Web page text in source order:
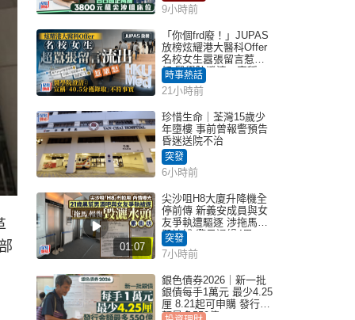
9小時前
「你個frd廢！」JUPAS
放榜炫耀港大醫科Offer
名校女生囂張留言惹眾
怒 醫學院澄清：宣稱
「40.5分獲錄取」不符事
實｜Juicy叮
時事熱話
21小時前
珍惜生命｜荃灣15歲少
年墮樓 事前曾報警預告
昏迷送院不治
突發
6小時前
01:07
尖沙咀H8大廈升降機全
停前傳 新義安成員與女
友爭執遭驅逐 涉拖馬刑
毀被捕 警另通緝4男
突發
7小時前
銀色債券2026｜新一批
銀債每手1萬元 最少4.25
厘 8.21起可申購 發行金
額最多550億